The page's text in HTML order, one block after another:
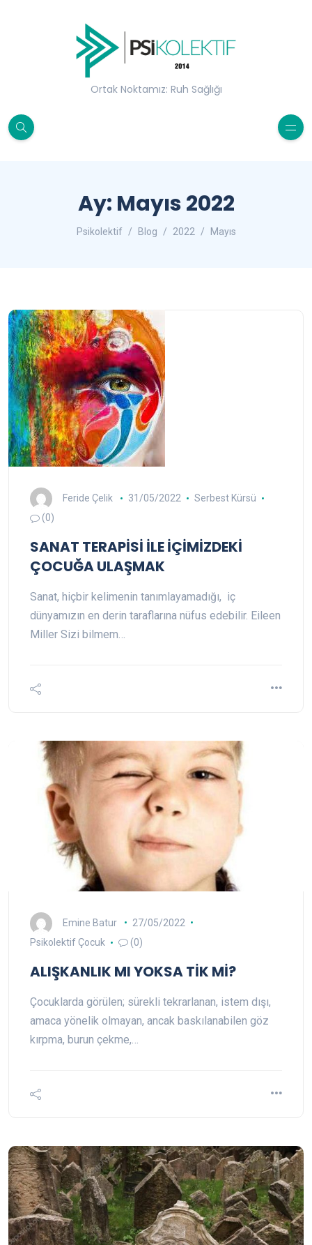
Ortak Noktamız: Ruh Sağlığı
Ay: Mayıs 2022
Psikolektif Blog 2022 Mayıs
Feride Çelik 31/05/2022
Serbest Kürsü
(0)
SANAT TERAPİSİ İLE İÇİMİZDEKİ
ÇOCUĞA ULAŞMAK
Sanat, hiçbir kelimenin tanımlayamadığı, iç
dünyamızın en derin taraflarına nüfus edebilir. Eileen
Miller Sizi bilmem…
Emine Batur
27/05/2022
Psikolektif Çocuk
(0)
ALIŞKANLIK MI YOKSA TİK Mİ?
Çocuklarda görülen; sürekli tekrarlanan, istem dışı,
amaca yönelik olmayan, ancak baskılanabilen göz
kırpma, burun çekme,…